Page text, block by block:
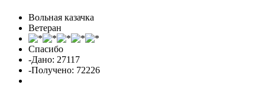
Вольная казачка
Ветеран
Спасибо
-Дано: 27117
-Получено: 72226